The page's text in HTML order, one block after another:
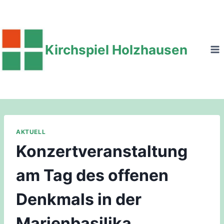
springen
Kirchspiel Holzhausen
AKTUELL
Konzertveranstaltung
am Tag des offenen
Denkmals in der